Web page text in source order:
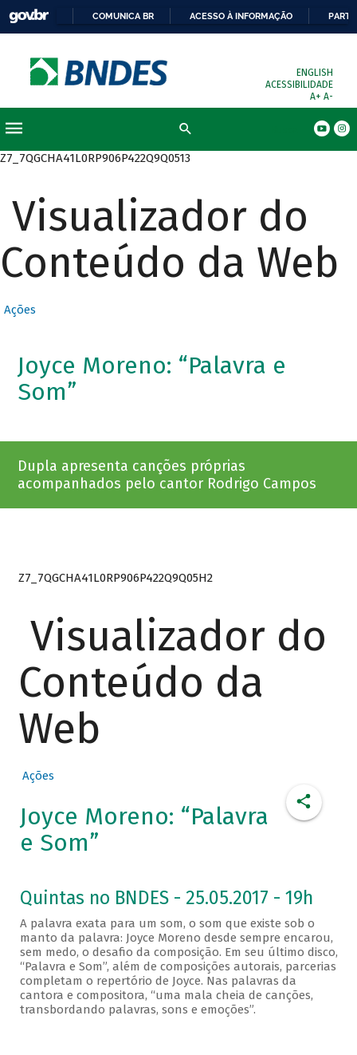
COMUNICA BR ACESSO À INFORMAÇÃO
ENGLISH
ACESSIBILIDADE
A+ A-
Z7_7QGCHA41L0RP906P422Q9Q0513
Visualizador do
Conteúdo da Web
Ações
Joyce Moreno: “Palavra e
Som”
Dupla apresenta canções próprias
acompanhados pelo cantor Rodrigo Campos
Z7_7QGCHA41L0RP906P422Q9Q05H2
Visualizador do
Conteúdo da
Web
Ações
Joyce Moreno: “Palavra
e Som”
Quintas no BNDES - 25.05.2017 - 19h
A palavra exata para um som, o som que existe sob o
manto da palavra: Joyce Moreno desde sempre encarou,
sem medo, o desafio da composição. Em seu último disco,
“Palavra e Som”, além de composições autorais, parcerias
completam o repertório de Joyce. Nas palavras da
cantora e compositora, “uma mala cheia de canções,
transbordando palavras, sons e emoções”.